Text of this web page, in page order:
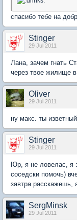
спасибо тебе на
Stinger
29 Jul 2011
Лана, зачем гнать
через твое жилище
Oliver
29 Jul 2011
ну макс. ты
Stinger
29 Jul 2011
Юр, я не ловелас, я
соседски помочь)
завтра расскажешь,
SergMinsk
29 Jul 2011